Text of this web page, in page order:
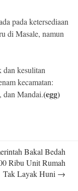
pada ketersediaan
di Masale, namun
dan kesulitan
kecamatan:
dan Mandai.(egg)
Bakal Bedah
Ribu Unit Rumah
Tak Layak Huni →